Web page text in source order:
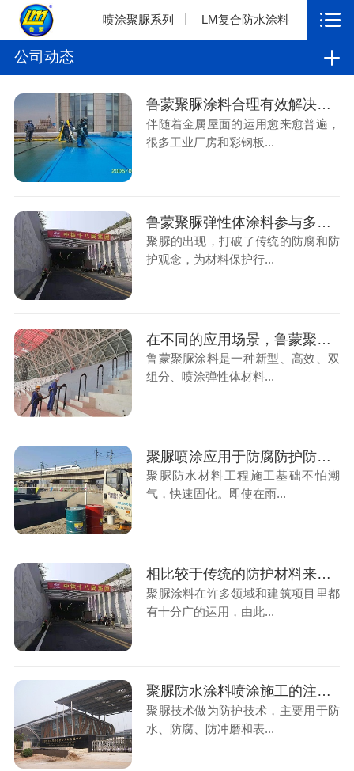
喷涂聚脲系列 LM复合防水涂料
公司动态
鲁蒙聚脲涂料合理有效解决防腐蚀防水防潮问题
伴随着金属屋面的运用愈来愈普遍，
很多工业厂房和彩钢板...
鲁蒙聚脲弹性体涂料参与多个大型隧道防水工程
聚脲的出现，打破了传统的防腐和防
护观念，为材料保护行...
在不同的应用场景，鲁蒙聚脲使用也不尽相同
鲁蒙聚脲涂料是一种新型、高效、双
组分、喷涂弹性体材料...
聚脲喷涂应用于防腐防护防水工程应用领域广泛
聚脲防水材料工程施工基础不怕潮
气，快速固化。即使在雨...
相比较于传统的防护材料来说，鲁蒙防水聚脲涂料所具备的优点多多
聚脲涂料在许多领域和建筑项目里都
有十分广的运用，由此...
聚脲防水涂料喷涂施工的注意事项
聚脲技术做为防护技术，主要用于防
水、防腐、防冲磨和表...